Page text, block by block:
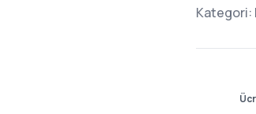
Kategori: